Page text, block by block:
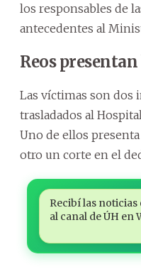
los responsables de
antecedentes al
Reos
Las víctimas son dos
trasladados al
Uno de ellos
otro un corte en el
Recibí las
al canal de ÚH en